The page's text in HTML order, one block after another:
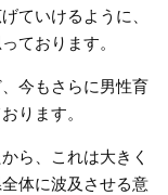
ていけるように、
ております。
今もさらに男性育
ります。
ら、これは大きく
体に波及させる意